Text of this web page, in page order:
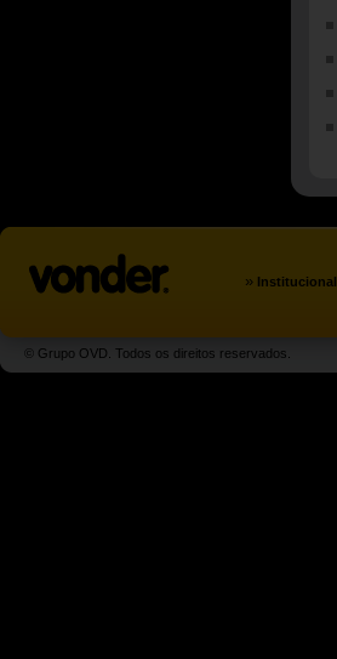
» Institucional
© Grupo OVD. Todos os direitos reservados.